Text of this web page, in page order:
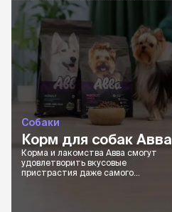
Собаки
Корм для собак Авва
Корма и лакомства Авва смогут
удовлетворить вкусовые
пристрастия даже самого